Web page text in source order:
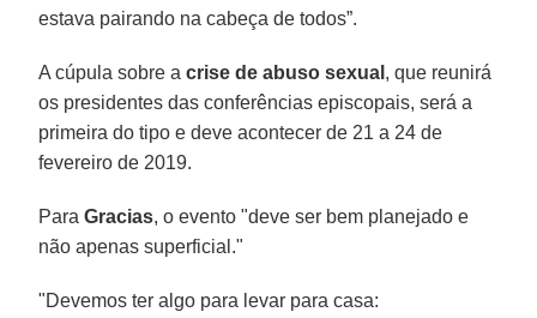
estava pairando na cabeça de todos”.
A cúpula sobre acrise de abuso sexual , que reunirá
os presidentes das conferências episcopais, será a
primeira do tipo e deve acontecer de 21 a 24 de
fevereiro de 2019.
ParaGracias, o evento "deve ser bem planejado e
não apenas superficial."
"Devemos ter algo para levar para casa: